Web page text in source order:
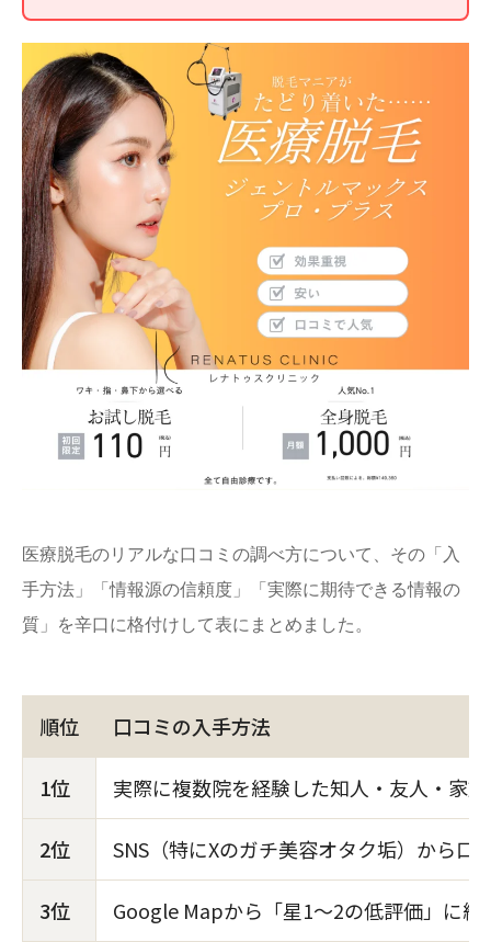
医療脱毛のリアルな口コミの調べ方について、その「入
手方法」「情報源の信頼度」「実際に期待できる情報の
質」を辛口に格付けして表にまとめました。
順位 口コミの入手方法
1位 実際に複数院を経験した知人・友人・家
2位 SNS（特にXのガチ美容オタク垢）から口
3位 Google Mapから「星1〜2の低評価」に絞